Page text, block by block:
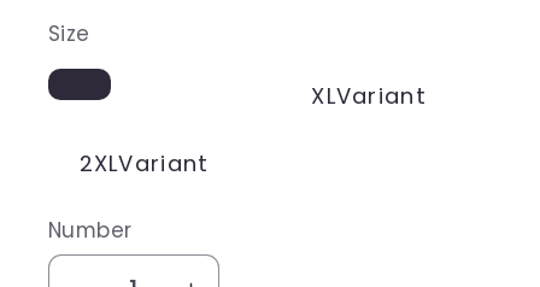
Size
XLVariant
2XLVariant
Number